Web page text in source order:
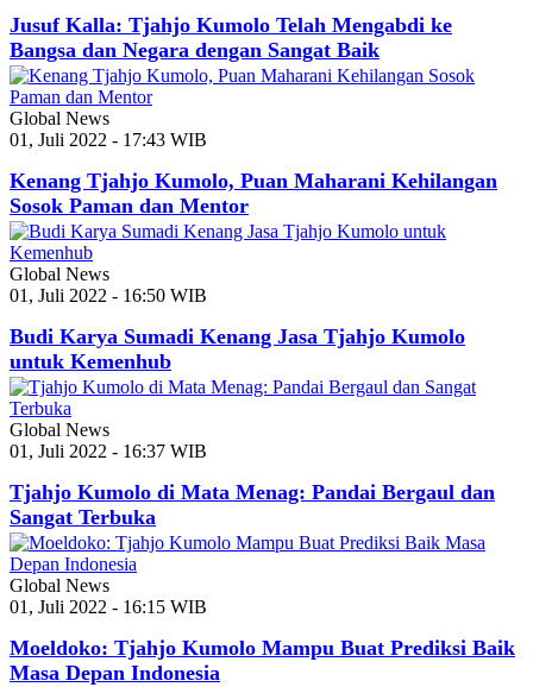
Jusuf Kalla: Tjahjo Kumolo Telah Mengabdi ke
Bangsa dan Negara dengan Sangat Baik
Global News
01, Juli 2022 - 17:43 WIB
Kenang Tjahjo Kumolo, Puan Maharani Kehilangan
Sosok Paman dan Mentor
Global News
01, Juli 2022 - 16:50 WIB
Budi Karya Sumadi Kenang Jasa Tjahjo Kumolo
untuk Kemenhub
Global News
01, Juli 2022 - 16:37 WIB
Tjahjo Kumolo di Mata Menag: Pandai Bergaul dan
Sangat Terbuka
Global News
01, Juli 2022 - 16:15 WIB
Moeldoko: Tjahjo Kumolo Mampu Buat Prediksi Baik
Masa Depan Indonesia